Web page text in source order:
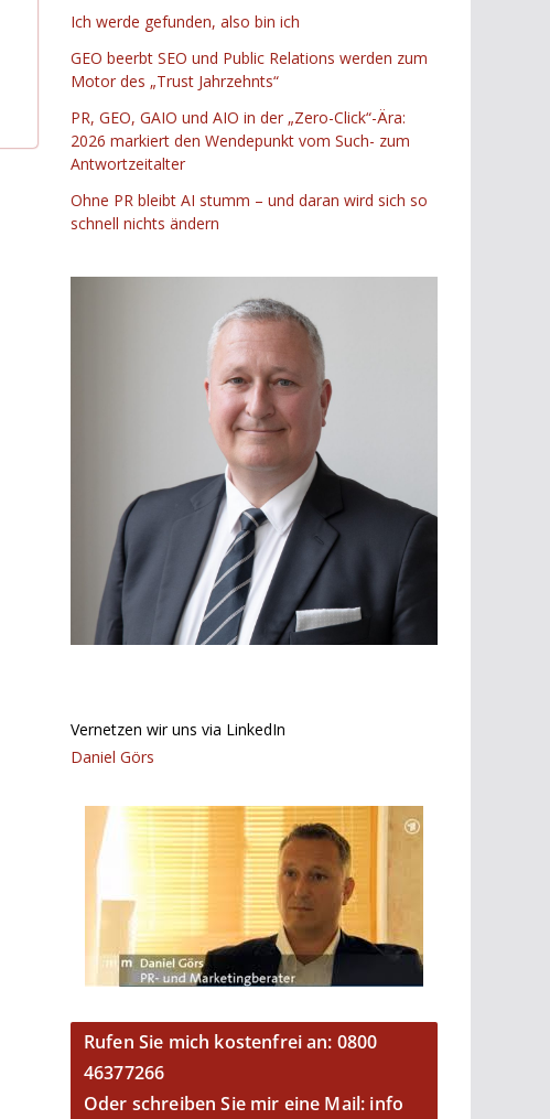
Ich werde gefunden, also bin ich
GEO beerbt SEO und Public Relations werden zum
Motor des „Trust Jahrzehnts“
PR, GEO, GAIO und AIO in der „Zero-Click“-Ära:
2026 markiert den Wendepunkt vom Such- zum
Antwortzeitalter
Ohne PR bleibt AI stumm – und daran wird sich so
schnell nichts ändern
Vernetzen wir uns via LinkedIn
Daniel Görs
Rufen Sie mich kostenfrei an: 0800
46377266
Oder schreiben Sie mir eine Mail: info